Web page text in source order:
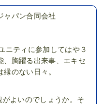
ャパン合同会社
ニティに参加してはや３
、胸躍る出来事、エキセ
のない日々。
よいのでしょうか。そ